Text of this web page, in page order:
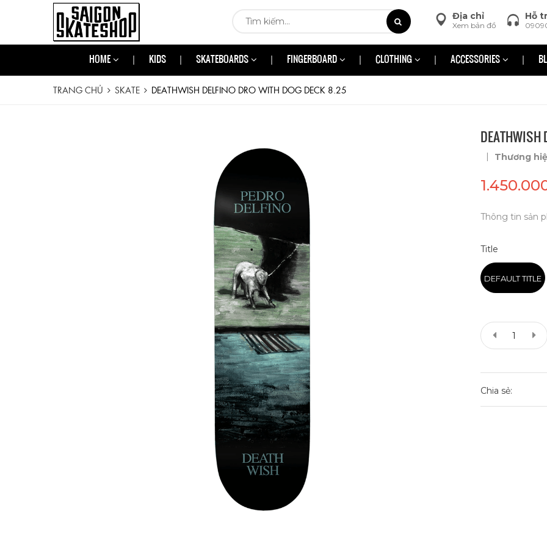
Hỗ
Địa chỉ
Xem bản đồ
HOME KIDS SKATEBOARDS FINGERBOARD CLOTHING ACCESSORIES
TRANG CHỦ SKATE DEATHWISH DELFINO DRO WITH DOG DECK 8.25
DEATHWISH
| Thương
Thông tin sản
Title
DEFAULT TITLE
Chia sẻ: